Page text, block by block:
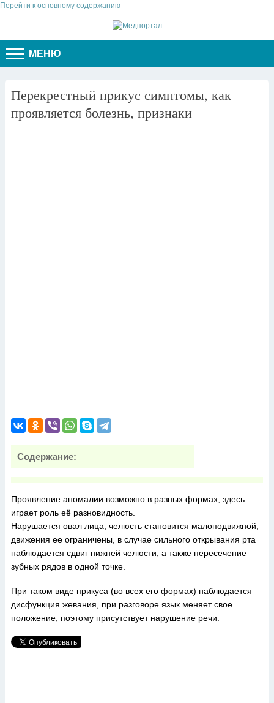
Перейти к основному содержанию
МЕНЮ
Перекрестный прикус симптомы, как
проявляется болезнь, признаки
Содержание:
Проявление аномалии возможно в разных формах, здесь
играет роль её разновидность.
Нарушается овал лица, челюсть становится малоподвижной,
движения ее ограничены, в случае сильного открывания рта
наблюдается сдвиг нижней челюсти, а также пересечение
зубных рядов в одной точке.
При таком виде прикуса (во всех его формах) наблюдается
дисфункция жевания, при разговоре язык меняет свое
положение, поэтому присутствует нарушение речи.